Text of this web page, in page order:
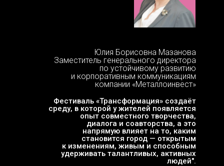
Юлия Борисовна Мазанова
Заместитель генерального директора
по устойчивому развитию
и корпоративным коммуникациям
компании «Металлоинвест»
Фестиваль «Трансформация» создаёт
среду, в которой у жителей появляется
опыт совместного творчества,
диалога и соавторства, а это
напрямую влияет на то, каким
становится город — открытым
к изменениям, живым и способным
удерживать талантливых, активных
людей".